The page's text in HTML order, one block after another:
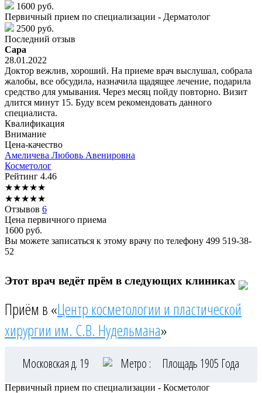
1600 руб.
Первичный прием по специализации - Дерматолог
2500 руб.
Последний отзыв
Сара
28.01.2022
Доктор вежлив, хороший. На приеме врач выслушал, собрала
жалобы, все обсудила, назначила щадящее лечение, подарила
средство для умывания. Через месяц пойду повторно. Визит
длится минут 15. Буду всем рекомендовать данного
специалиста.
Квалификация
Внимание
Цена-качество
Амеличева Любовь Авенировна
Косметолог
Рейтинг 4.46
★★★★★
★★★★★
Отзывов 6
Цена первичного приема
1600 руб.
Вы можете записаться к этому врачу по телефону 499 519-38-
52
Этот врач ведёт прём в следующих клиниках
Приём в «Центр косметологии и пластической
хирургии им. С.В. Нудельмана»
Московская д. 19 Метро : Площадь 1905 Года
Первичный прием по специализации - Косметолог